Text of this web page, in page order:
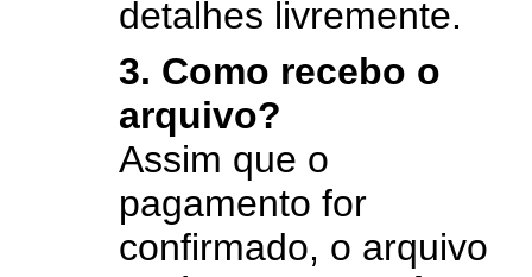
detalhes livremente.
3. Como recebo o
arquivo?
Assim que o
pagamento for
confirmado, o arquivo